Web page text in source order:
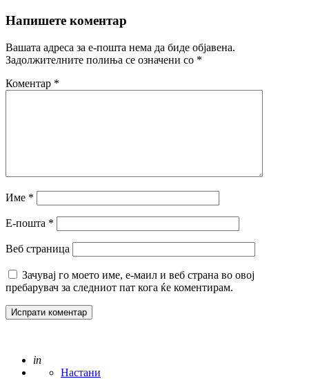
Напишете коментар
Вашата адреса за е-пошта нема да биде објавена.
Задолжителните полиња се означени со *
Коментар *
Име *
Е-пошта *
Веб страница
Зачувај го моето име, е-маил и веб страна во овој
пребарувач за следниот пат кога ќе коментирам.
Posted
in
Настани